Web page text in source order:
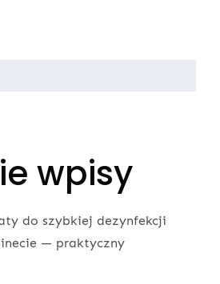
wpisy
do szybkiej dezynfekcji
— praktyczny